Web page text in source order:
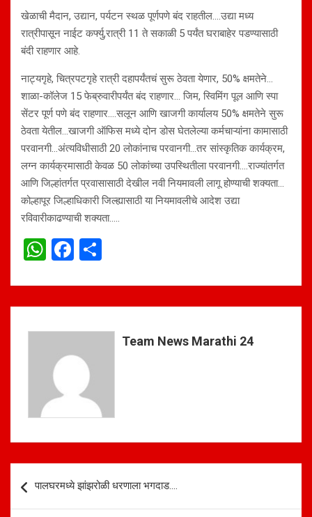
खेळाची मैदान, उद्यान, पर्यटन स्थळ पूर्णपणे बंद राहतील….उद्या मध्य
रात्रीपासून नाईट कर्फ्यु,रात्री 11 ते सकाळी 5 पर्यंत घराबाहेर पडण्यासाठी
बंदी राहणार आहे.
नाट्यगृहे, चित्रपटगृहे रात्री दहापर्यंतचं सुरू ठेवता येणार, 50% क्षमतेने…
शाळा-कॉलेज 15 फेब्रुवारीपर्यंत बंद राहणार… जिम, स्विमिंग पूल आणि स्पा
सेंटर पूर्ण पणे बंद राहणार….सलून आणि खाजगी कार्यालय 50% क्षमतेने सुरू
ठेवता येतील…खाजगी ऑफिस मध्ये दोन डोस घेतलेल्या कर्मचाऱ्यांना कामासाठी
परवानगी…अंत्यविधीसाठी 20 लोकांनाच परवानगी…तर सांस्कृतिक कार्यक्रम,
लग्न कार्यक्रमासाठी केवळ 50 लोकांच्या उपस्थितीला परवानगी….राज्यांतर्गत
आणि जिल्हांतर्गत प्रवासासाठी देखील नवी नियमावली लागू होण्याची शक्यता…
कोल्हापूर जिल्हाधिकारी जिल्ह्यासाठी या नियमावलीचे आदेश उद्या
रविवारीकाढण्याची शक्यता…..
W
at
A
p
p
F
ce
o
o
k
ar
Team News Marathi 24
navigation
पालघरमध्ये झांझरोळी धरणाला भगदाड….